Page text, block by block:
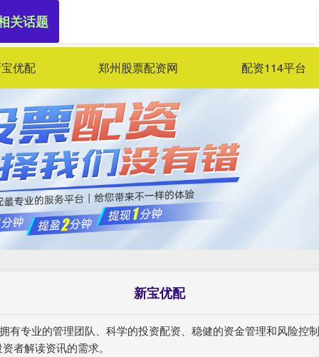
优配 郑州股票配资网 配资114平台
新宝优配
有专业的管理团队、科学的投资配资、稳健的资金管理和风险控
者解读资讯的需求。
关话题